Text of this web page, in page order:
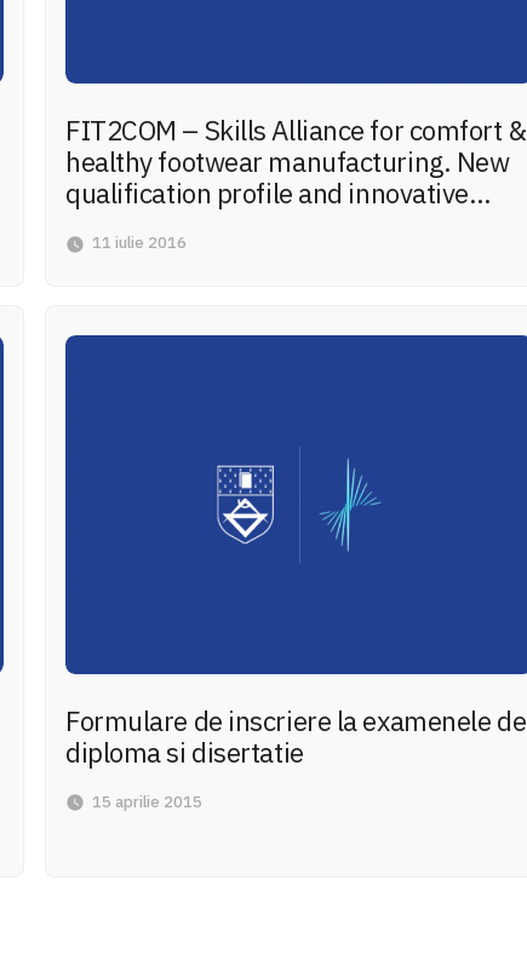
FIT2COM – Skills Alliance for comfort &
healthy footwear manufacturing. New
qualification profile and innovative
11 iulie 2016
Formulare de inscriere la examenele de
diploma si disertatie
15 aprilie 2015